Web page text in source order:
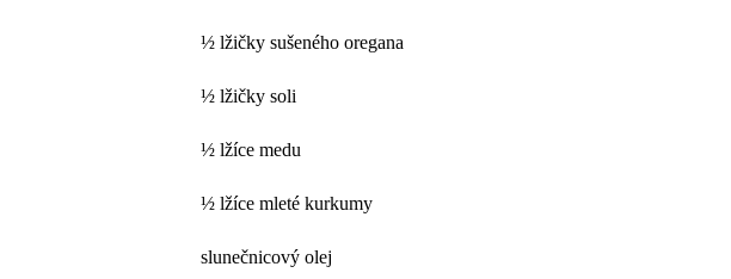
½ lžičky sušeného oregana
½ lžičky soli
½ lžíce medu
½ lžíce mleté kurkumy
slunečnicový olej